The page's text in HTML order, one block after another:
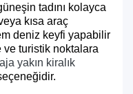
tadını kolayca
kısa araç
deniz keyfi yapabilir
ve turistik noktalara
yakın kiralık